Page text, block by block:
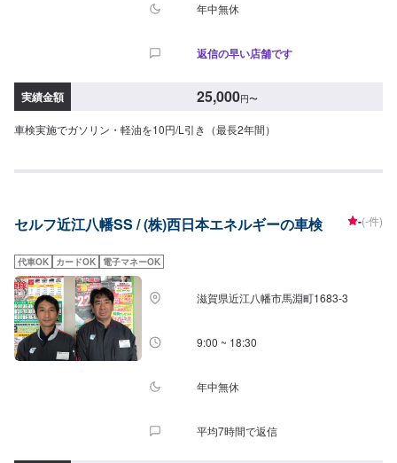
年中無休
返信の早い店舗です
実績金額 25,000円〜
車検実施でガソリン・軽油を10円/L引き（最長2年間）
セルフ近江八幡SS / (株)西日本エネルギーの車検 -(-件)
代車OK カードOK 電子マネーOK
滋賀県近江八幡市馬淵町1683-3
9:00 ~ 18:30
年中無休
平均7時間で返信